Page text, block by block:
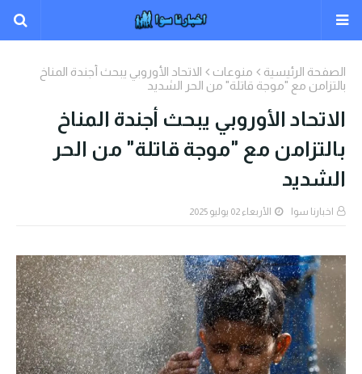
الصفحة الرئيسية منوعات
الاتحاد الأوروبي يبحث أجندة المناخ
بالتزامن مع "موجة قاتلة" من الحر الشديد
الاتحاد الأوروبي يبحث أجندة المناخ
بالتزامن مع "موجة قاتلة" من الحر
الشديد
اخبارنا سوا الأربعاء 02 يوليو 2025